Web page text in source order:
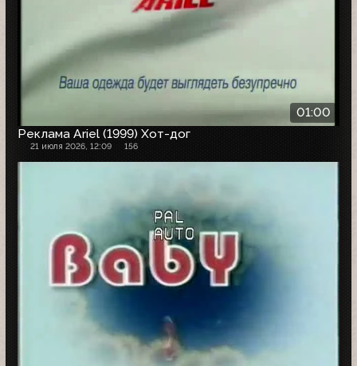
01:00
Реклама Ariel (1999) Хот-дог
21 июля 2026, 12:09 156